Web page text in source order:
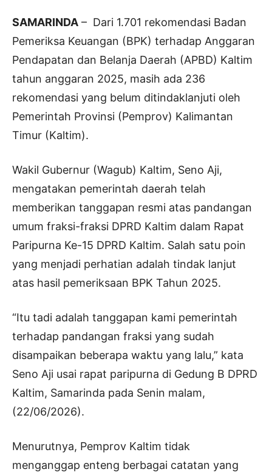
SAMARINDA – Dari 1.701 rekomendasi Badan
Pemeriksa Keuangan (BPK) terhadap Anggaran
Pendapatan dan Belanja Daerah (APBD) Kaltim
tahun anggaran 2025, masih ada 236
rekomendasi yang belum ditindaklanjuti oleh
Pemerintah Provinsi (Pemprov) Kalimantan
Timur (Kaltim).
Wakil Gubernur (Wagub) Kaltim, Seno Aji,
mengatakan pemerintah daerah telah
memberikan tanggapan resmi atas pandangan
umum fraksi-fraksi DPRD Kaltim dalam Rapat
Paripurna Ke-15 DPRD Kaltim. Salah satu poin
yang menjadi perhatian adalah tindak lanjut
atas hasil pemeriksaan BPK Tahun 2025.
“Itu tadi adalah tanggapan kami pemerintah
terhadap pandangan fraksi yang sudah
disampaikan beberapa waktu yang lalu,” kata
Seno Aji usai rapat paripurna di Gedung B DPRD
Kaltim, Samarinda pada Senin malam,
(22/06/2026).
Menurutnya, Pemprov Kaltim tidak
menganggap enteng berbagai catatan yang